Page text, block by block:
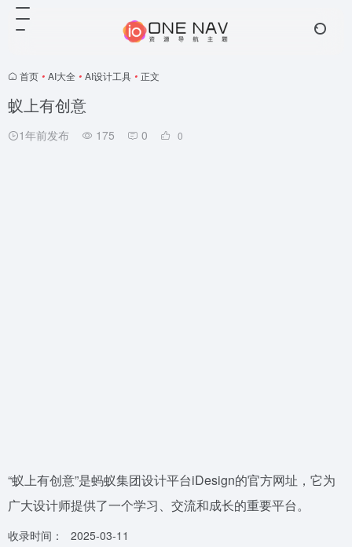
首页 • AI大全 • AI设计工具 • 正文
蚁上有创意
1年前发布 175 0 0
“蚁上有创意”是蚂蚁集团设计平台iDesign的官方网址，它为
广大设计师提供了一个学习、交流和成长的重要平台。
收录时间：
2025-03-11